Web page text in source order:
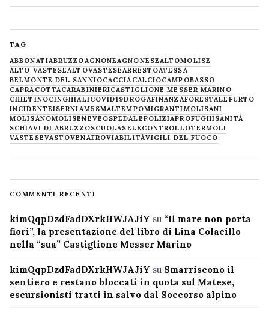
TAG
ABBONATIABRUZZOAGNONEAGNONESEALTOMOLISE
ALTO VASTESEALTOVASTESEARRESTOATESSA
BELMONTE DEL SANNIOCACCIACALCIOCAMPOBASSO
CAPRACOTTACARABINIERICASTIGLIONE MESSER MARINO
CHIETINOCINGHIALICOVID19DROGAFINANZAFORESTALE FURTO
INCIDENTEISERNIAM5SMALTEMPOMIGRANTIMOLISANI
MOLISANOMOLISENEVE OSPEDALEPOLIZIAPROFUGHISANITÀ
SCHIAVI DI ABRUZZOSCUOLASELECONTROLLOTERMOLI
VASTESEVASTOVENAFROVIABILITÀVIGILI DEL FUOCO
COMMENTI RECENTI
kimQqpDzdFadDXrkHWJAJiY su “Il mare non porta
fiori”, la presentazione del libro di Lina Colacillo
nella “sua” Castiglione Messer Marino
kimQqpDzdFadDXrkHWJAJiY su Smarriscono il
sentiero e restano bloccati in quota sul Matese,
escursionisti tratti in salvo dal Soccorso alpino